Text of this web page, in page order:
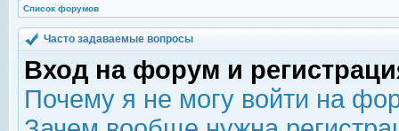
Список форумов
Часто задаваемые вопросы
Вход на форум и
Почему я не могу войти на